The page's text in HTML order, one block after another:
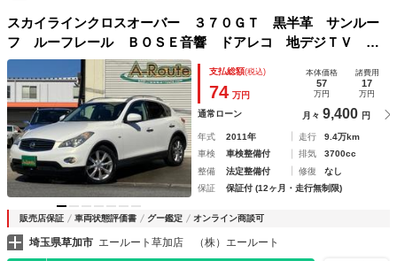
スカイラインクロスオーバー ３７０ＧＴ 黒半革 サンルー
フ ルーフレール ＢＯＳＥ音響 ドアレコ 地デジＴＶ Ｂ
ｌｕｅｔｏｏｔｈ接続 純正ＨＤＤナビ ＣＤ／ＤＶＤ再生
音楽録音 バックカメラ スマートキー ＥＴＣ 後席電動格
納 純正１８ＡＷ
支払総額(税込)
74 万円
本体価格
57
万円
諸費用
17
万円
通常ローン 月々 9,400 円
年式 2011年 走行
9.4万km
車検
車検整備付 排気
3700cc
整備
法定整備付 修復
なし
保証
保証付 (12ヶ月・走行無制限)
販売店保証 車両状態評価書 グー鑑定 オンライン商談可
埼玉県草加市 エールート草加店 （株）エールート